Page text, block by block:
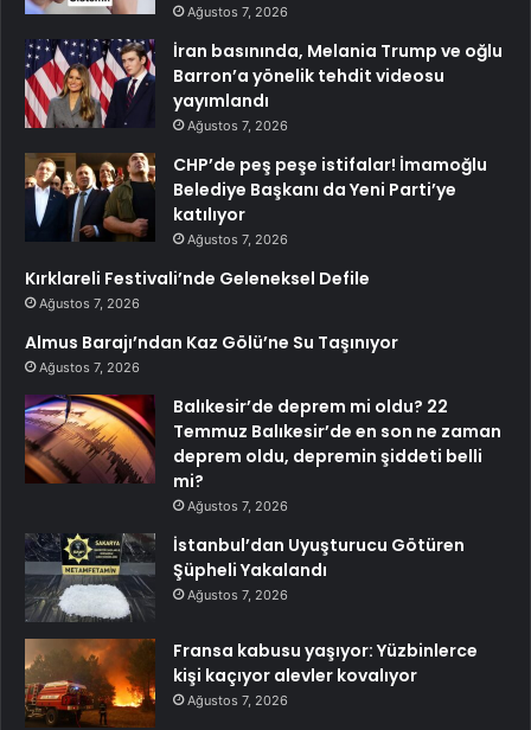
Ağustos 7, 2026
İran basınında, Melania Trump ve oğlu
Barron’a yönelik tehdit videosu
yayımlandı
Ağustos 7, 2026
CHP’de peş peşe istifalar! İmamoğlu
Belediye Başkanı da Yeni Parti’ye
katılıyor
Ağustos 7, 2026
Kırklareli Festivali’nde Geleneksel Defile
Ağustos 7, 2026
Almus Barajı’ndan Kaz Gölü’ne Su Taşınıyor
Ağustos 7, 2026
Balıkesir’de deprem mi oldu? 22
Temmuz Balıkesir’de en son ne zaman
deprem oldu, depremin şiddeti belli
mi?
Ağustos 7, 2026
İstanbul’dan Uyuşturucu Götüren
Şüpheli Yakalandı
Ağustos 7, 2026
Fransa kabusu yaşıyor: Yüzbinlerce
kişi kaçıyor alevler kovalıyor
Ağustos 7, 2026